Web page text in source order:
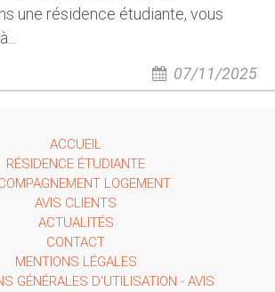
une résidence étudiante, vous
07/11/2025
ACCUEIL
RÉSIDENCE ÉTUDIANTE
LOGEMENT
AVIS CLIENTS
ACTUALITÉS
CONTACT
MENTIONS LÉGALES
GÉNÉRALES D'UTILISATION - AVIS